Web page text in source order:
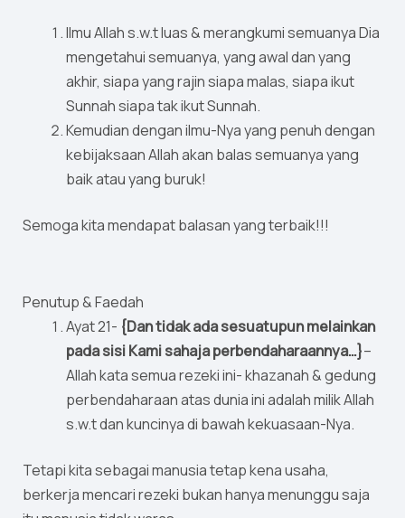
Ilmu Allah s.w.t luas & merangkumi semuanya Dia
mengetahui semuanya, yang awal dan yang
akhir, siapa yang rajin siapa malas, siapa ikut
Sunnah siapa tak ikut Sunnah.
Kemudian dengan ilmu-Nya yang penuh dengan
kebijaksaan Allah akan balas semuanya yang
baik atau yang buruk!
Semoga kita mendapat balasan yang terbaik!!!
Penutup & Faedah
Ayat 21- {Dan tidak ada sesuatupun melainkan
pada sisi Kami sahaja perbendaharaannya…}–
Allah kata semua rezeki ini- khazanah & gedung
perbendaharaan atas dunia ini adalah milik Allah
s.w.t dan kuncinya di bawah kekuasaan-Nya.
Tetapi kita sebagai manusia tetap kena usaha,
berkerja mencari rezeki bukan hanya menunggu saja